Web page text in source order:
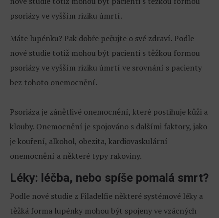
psoriázy ve vyšším riziku úmrtí.
Máte lupénku? Pak dobře pečujte o své zdraví. Podle
nové studie totiž mohou být pacienti s těžkou formou
psoriázy ve vyšším riziku úmrtí ve srovnání s pacienty
bez tohoto onemocnění.
Psoriáza je zánětlivé onemocnění, které postihuje kůži a
klouby. Onemocnění je spojováno s dalšími faktory, jako
je kouření, alkohol, obezita, kardiovaskulární
onemocnění a některé typy rakoviny.
Léky: léčba, nebo spíše pomalá smrt?
Podle nové studie z Filadelfie některé systémové léky a
těžká forma lupénky mohou být spojeny ve vzácných